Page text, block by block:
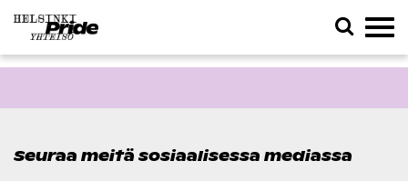
Etusivu»Pride House
Seuraa meitä sosiaalisessa mediassa